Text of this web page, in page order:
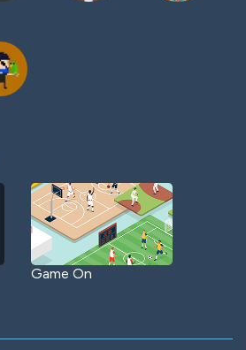
Game On